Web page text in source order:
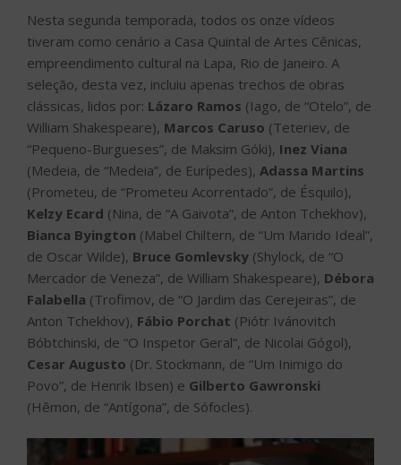
Nesta segunda temporada, todos os onze vídeos
tiveram como cenário a Casa Quintal de Artes Cênicas,
empreendimento cultural na Lapa, Rio de Janeiro. A
seleção, desta vez, incluiu apenas trechos de obras
clássicas, lidos por: Lázaro Ramos (Iago, de “Otelo”, de
William Shakespeare), Marcos Caruso (Teteriev, de
“Pequeno-Burgueses”, de Maksim Góki), Inez Viana
(Medeia, de “Medeia”, de Eurípedes), Adassa Martins
(Prometeu, de “Prometeu Acorrentado”, de Ésquilo),
Kelzy Ecard (Nina, de “A Gaivota”, de Anton Tchekhov),
Bianca Byington (Mabel Chiltern, de “Um Marido Ideal”,
de Oscar Wilde), Bruce Gomlevsky (Shylock, de “O
Mercador de Veneza”, de William Shakespeare), Débora
Falabella (Trofimov, de “O Jardim das Cerejeiras”, de
Anton Tchekhov), Fábio Porchat (Piótr Ivánovitch
Bóbtchinski, de “O Inspetor Geral”, de Nicolai Gógol),
Cesar Augusto (Dr. Stockmann, de “Um Inimigo do
Povo”, de Henrik Ibsen) e Gilberto Gawronski
(Hêmon, de “Antígona”, de Sófocles).